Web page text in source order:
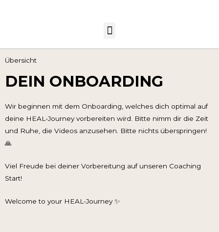
Übersicht
DEIN ONBOARDING
Wir beginnen mit dem Onboarding, welches dich optimal auf
deine HEAL-Journey vorbereiten wird. Bitte nimm dir die Zeit
und Ruhe, die Videos anzusehen. Bitte nichts überspringen!
🙏
Viel Freude bei deiner Vorbereitung auf unseren Coaching
Start!
Welcome to your HEAL-Journey ✨